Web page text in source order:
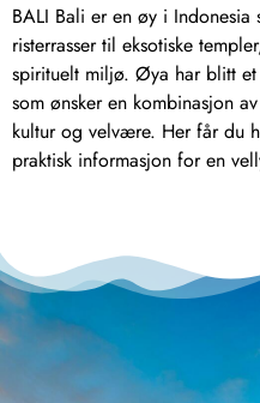
BALI Bali er en øy i
risterrasser til eksotiske
spirituelt miljø. Øya har blitt
som ønsker en kombinasjon
kultur og velvære. Her får du
praktisk informasjon for en